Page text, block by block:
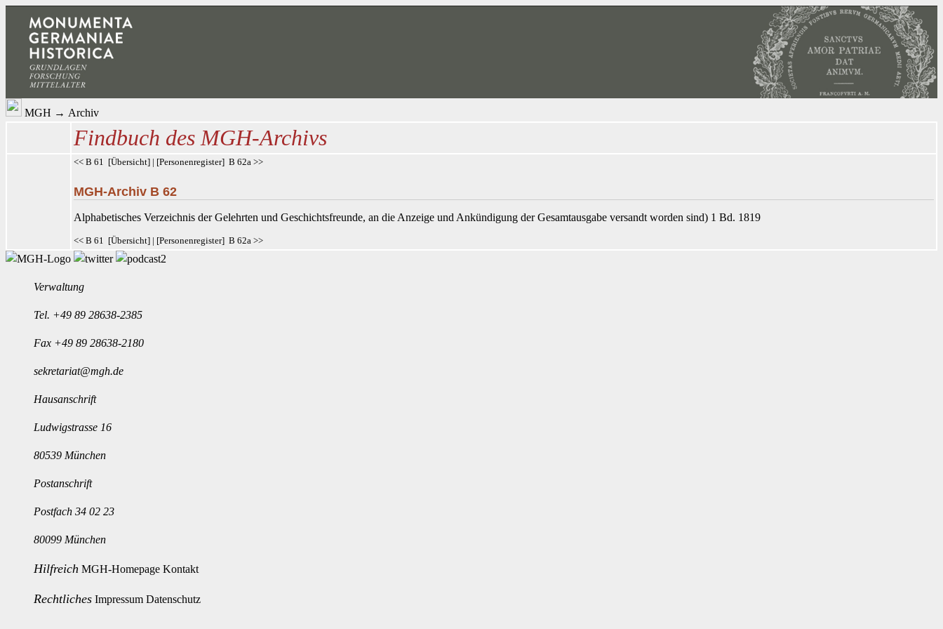
MGH → Archiv
Findbuch des MGH-Archivs
<< B 61 [Übersicht] | [Personenregister] B 62a >>
MGH-Archiv B 62
Alphabetisches Verzeichnis der Gelehrten und Geschichtsfreunde, an die Anzeige und Ankündigung der Gesamtausgabe versandt worden sind) 1 Bd. 1819
<< B 61 [Übersicht] | [Personenregister] B 62a >>
Verwaltung
Tel. +49 89 28638-2385
Fax +49 89 28638-2180
sekretariat@mgh.de
Hausanschrift
Ludwigstrasse 16
80539 München
Postanschrift
Postfach 34 02 23
80099 München
Hilfreich MGH-Homepage Kontakt
Rechtliches Impressum Datenschutz